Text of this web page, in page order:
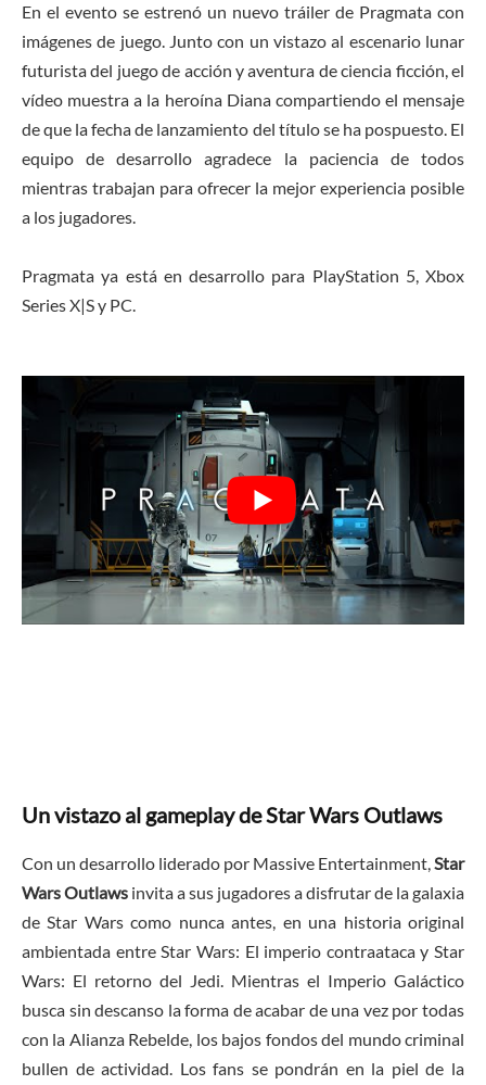
En el evento se estrenó un nuevo tráiler de Pragmata con
imágenes de juego. Junto con un vistazo al escenario lunar
futurista del juego de acción y aventura de ciencia ficción, el
vídeo muestra a la heroína Diana compartiendo el mensaje
de que la fecha de lanzamiento del título se ha pospuesto. El
equipo de desarrollo agradece la paciencia de todos
mientras trabajan para ofrecer la mejor experiencia posible
a los jugadores.
Pragmata ya está en desarrollo para PlayStation 5, Xbox
Series X|S y PC.
Un vistazo al gameplay de Star Wars Outlaws
Con un desarrollo liderado por Massive Entertainment, Star
Wars Outlaws invita a sus jugadores a disfrutar de la galaxia
de Star Wars como nunca antes, en una historia original
ambientada entre Star Wars: El imperio contraataca y Star
Wars: El retorno del Jedi. Mientras el Imperio Galáctico
busca sin descanso la forma de acabar de una vez por todas
con la Alianza Rebelde, los bajos fondos del mundo criminal
bullen de actividad. Los fans se pondrán en la piel de la